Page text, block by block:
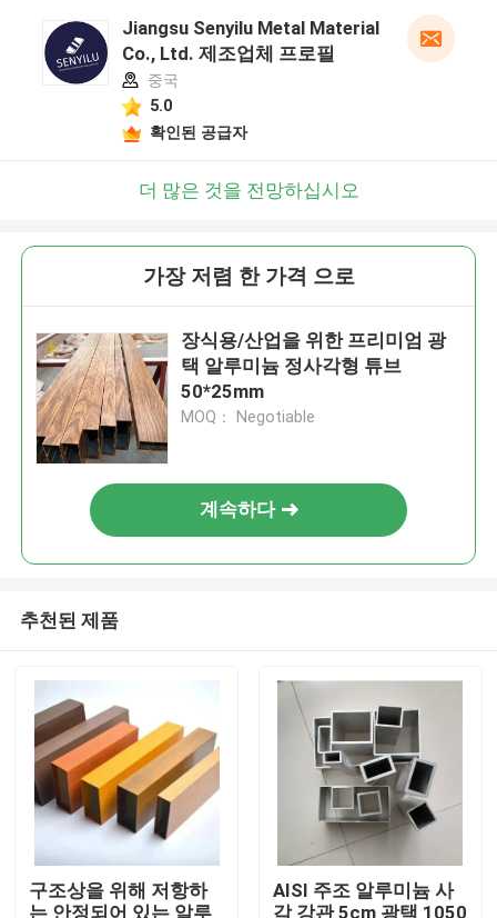
Jiangsu Senyilu Metal Material
Co., Ltd. 제조업체 프로필
중국
5.0
확인된 공급자
더 많은 것을 전망하십시오
가장 저렴 한 가격 으로
장식용/산업을 위한 프리미엄 광
택 알루미늄 정사각형 튜브
50*25mm
MOQ： Negotiable
계속하다
추천된 제품
구조상을 위해 저항하
는 안정되어 있는 알루
AISI 주조 알루미늄 사
각 강관 5cm 광택 1050